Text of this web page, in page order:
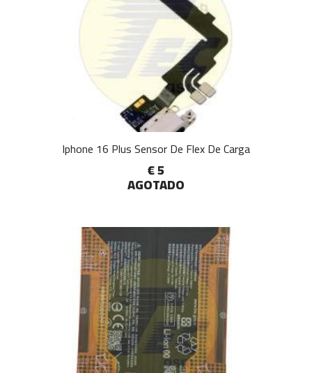
Iphone 16 Plus Sensor De Flex De Carga
€ 5
AGOTADO